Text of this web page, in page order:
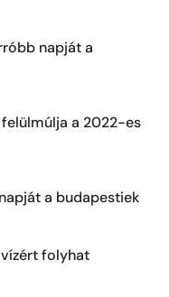
napját a
felülmúlja a 2022-es
a budapestiek
vízért folyhat